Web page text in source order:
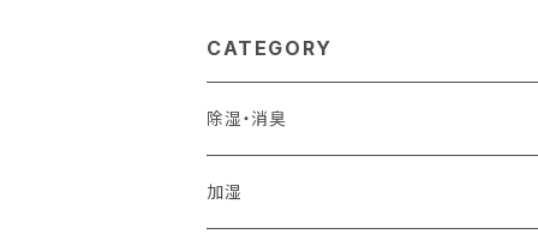
CATEGORY
除湿・消臭
加湿